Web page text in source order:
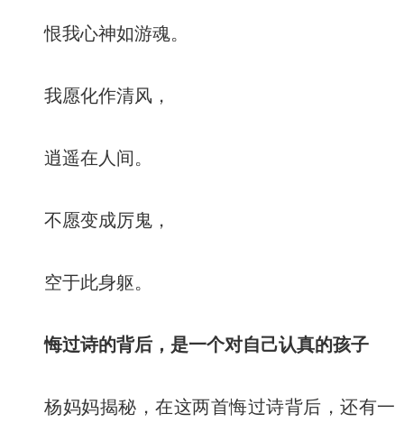
恨我心神如游魂。
我愿化作清风，
逍遥在人间。
不愿变成厉鬼，
空于此身躯。
悔过诗的背后， 是一个对自己认真的孩子
杨妈妈揭秘，在这两首悔过诗背后，还有一